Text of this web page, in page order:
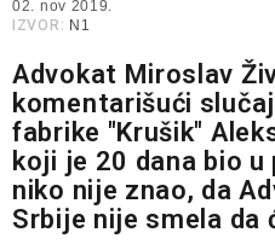
02. nov 2019.
IZVOR: N1
Advokat Miroslav
komentarišući
fabrike "Krušik"
koji je 20 dana bio
niko nije znao, da
Srbije nije smela da